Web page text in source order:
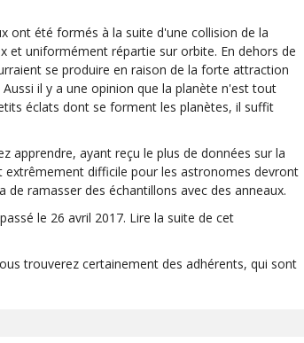
ont été formés à la suite d'une collision de la
et uniformément répartie sur orbite. En dehors de
se produire en raison de la forte attraction
il y a une opinion que la planète n'est tout
éclats dont se forment les planètes, il suffit
apprendre, ayant reçu le plus de données sur la
extrêmement difficile pour les astronomes devront
ramasser des échantillons avec des anneaux.
le 26 avril 2017. Lire la suite de cet
trouverez certainement des adhérents, qui sont